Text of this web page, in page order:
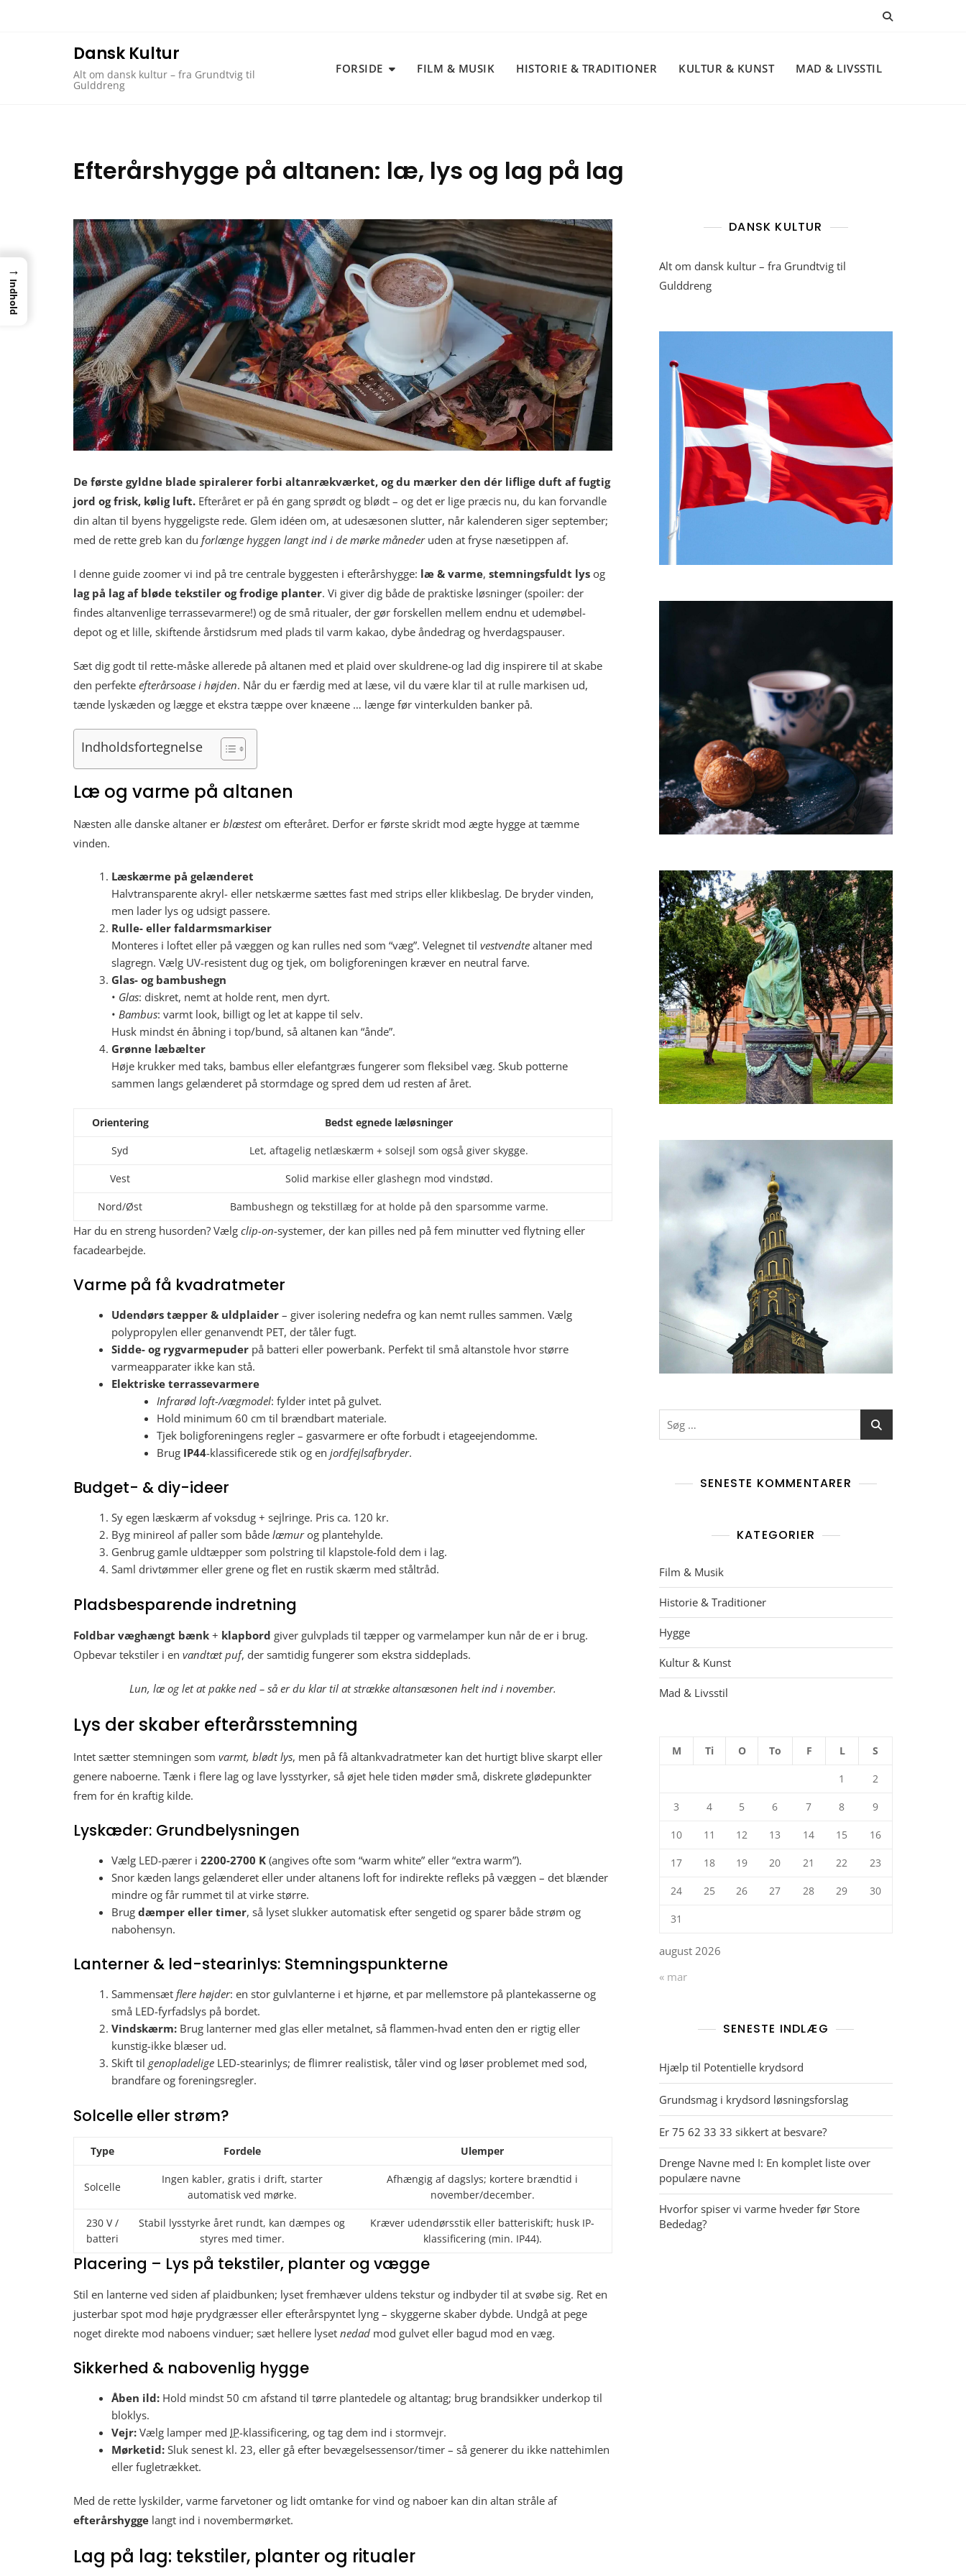
Dansk Kultur
Alt om dansk kultur – fra Grundtvig til
Gulddreng
FORSIDE FILM & MUSIK HISTORIE & TRADITIONER KULTUR & KUNST MAD & LIVSSTIL
Efterårshygge på altanen: læ, lys og lag på lag
De første gyldne blade spiralerer forbi altanrækværket, og du mærker den dér liflige duft af fugtig
jord og frisk, kølig luft. Efteråret er på én gang sprødt og blødt – og det er lige præcis nu, du kan forvandle
din altan til byens hyggeligste rede. Glem idéen om, at ude­sæsonen slutter, når kalenderen siger september;
med de rette greb kan du forlænge hyggen langt ind i de mørke månederuden at fryse næsetippen af.
I denne guide zoomer vi ind på tre centrale byggesten i efterårshygge: læ & varme, stemningsfuldt lys og
lag på lag af bløde tekstiler og frodige planter. Vi giver dig både de praktiske løsninger (spoiler: der
findes altanvenlige terrassevarmere!) og de små ritualer, der gør forskellen mellem endnu et udemøbel-
depot og et lille, skiftende årstidsrum med plads til varm kakao, dybe åndedrag og hverdagspauser.
Sæt dig godt til rette-måske allerede på altanen med et plaid over skuldrene-og lad dig inspirere til at skabe
den perfekte efterårsoase i højden. Når du er færdig med at læse, vil du være klar til at rulle markisen ud,
tænde lyskæden og lægge et ekstra tæppe over knæene … længe før vinterkulden banker på.
Indholdsfortegnelse
Læ og varme på altanen
Næsten alle danske altaner er blæstestom efteråret. Derfor er første skridt mod ægte hygge at tæmme
vinden.
Læskærme på gelænderet
Halv­transparente akryl- eller netskærme sættes fast med strips eller klikbeslag. De bryder vinden,
men lader lys og udsigt passere.
Rulle- eller faldarmsmarkiser
Monteres i loftet eller på væggen og kan rulles ned som “væg”. Velegnet tilvestvendte altaner med
slagregn. Vælg UV-resistent dug og tjek, om boligforeningen kræver en neutral farve.
Glas- og bambushegn
• Glas: diskret, nemt at holde rent, men dyrt.
•Bambus: varmt look, billigt og let at kappe til selv.
Husk mindst én åbning i top/bund, så altanen kan “ånde”.
Grønne læbælter
Høje krukker med taks, bambus eller elefantgræs fungerer som fleksibel væg. Skub potterne
sammen langs gelænderet på stormdage og spred dem ud resten af året.
Orientering Bedst egnede læløsninger
Syd Let, aftagelig netlæskærm + solsejl som også giver skygge.
Vest Solid markise eller glashegn mod vindstød.
Nord/Øst Bambushegn og tekstillæg for at holde på den sparsomme varme.
Har du en streng husorden? Vælg clip-on-systemer, der kan pilles ned på fem minutter ved flytning eller
facade­arbejde.
Varme på få kvadratmeter
Udendørs tæpper & uldplaider – giver isolering nedefra og kan nemt rulles sammen. Vælg
polypropylen eller genanvendt PET, der tåler fugt.
Sidde- og rygvarmepuder på batteri eller powerbank. Perfekt til små altanstole hvor større
varmeapparater ikke kan stå.
Elektriske terrassevarmere
Infrarød loft-/vægmodel: fylder intet på gulvet.
Hold minimum 60 cm til brændbart materiale.
Tjek boligforeningens regler – gasvarmere er ofte forbudt i etageejendomme.
Brug IP44-klassificerede stik og en jordfejlsafbryder.
Budget- & diy-ideer
Sy egen læskærm af voksdug + sejlringe. Pris ca. 120 kr.
Byg minireol af paller som bådelæmurog plantehylde.
Genbrug gamle uldtæpper som polstring til klapstole-fold dem i lag.
Saml drivtømmer eller grene og flet en rustik skærm med ståltråd.
Pladsbesparende indretning
Foldbar væghængt bænk + klapbord giver gulvplads til tæpper og varmelamper kun når de er i brug.
Opbevar tekstiler i en vandtæt puf, der samtidig fungerer som ekstra siddeplads.
Lun, læ og let at pakke ned – så er du klar til at strække altansæsonen helt ind i november.
Lys der skaber efterårsstemning
Intet sætter stemningen som varmt, blødt lys, men på få altankvadratmeter kan det hurtigt blive skarpt eller
genere naboerne. Tænk i flere lag og lave lysstyrker, så øjet hele tiden møder små, diskrete glødepunkter
frem for én kraftig kilde.
Lyskæder: Grundbelysningen
Vælg LED-pærer i2200-2700 K (angives ofte som “warm white” eller “extra warm”).
Snor kæden langs gelænderet eller under altanens loft for indirekte refleks på væggen – det blænder
mindre og får rummet til at virke større.
Brugdæmper eller timer, så lyset slukker automatisk efter sengetid og sparer både strøm og
nabohensyn.
Lanterner & led-stearinlys: Stemningspunkterne
Sammensætflere højder: en stor gulvlanterne i et hjørne, et par mellemstore på plantekasserne og
små LED-fyrfadslys på bordet.
Vindskærm: Brug lanterner med glas eller metalnet, så flammen-hvad enten den er rigtig eller
kunstig-ikke blæser ud.
Skift tilgenopladelige LED-stearinlys; de flimrer realistisk, tåler vind og løser problemet med sod,
brandfare og foreningsregler.
Solcelle eller strøm?
Type Fordele Ulemper
Solcelle
Ingen kabler, gratis i drift, starter
automatisk ved mørke.
Afhængig af dagslys; kortere brændtid i
november/december.
230 V /
batteri
Stabil lysstyrke året rundt, kan dæmpes og
styres med timer.
Kræver udendørsstik eller batteriskift; husk IP-
klassificering (min. IP44).
Placering – Lys på tekstiler, planter og vægge
Stil en lanterne ved siden af plaidbunken; lyset fremhæver uldens tekstur og indbyder til at svøbe sig. Ret en
justerbar spot mod høje prydgræsser eller efterårspyntet lyng – skyggerne skaber dybde. Undgå at pege
noget direkte mod naboens vinduer; sæt hellere lyset nedad mod gulvet eller bagud mod en væg.
Sikkerhed & nabovenlig hygge
Åben ild: Hold mindst 50 cm afstand til tørre plantedele og altantag; brug brandsikker underkop til
bloklys.
Vejr: Vælg lamper med IP-klassificering, og tag dem ind i stormvejr.
Mørketid: Sluk senest kl. 23, eller gå efter bevægelsessensor/timer – så generer du ikke nattehimlen
eller fugletrækket.
Med de rette lyskilder, varme farvetoner og lidt omtanke for vind og naboer kan din altan stråle af
efterårshygge langt ind i novembermørket.
Lag på lag: tekstiler, planter og ritualer
DANSK KULTUR
Alt om dansk kultur – fra Grundtvig til
Gulddreng
Søg
efter:
SENESTE KOMMENTARER
KATEGORIER
Film & Musik
Historie & Traditioner
Hygge
Kultur & Kunst
Mad & Livsstil
august 2026
M Ti O To F L S
1 2
3 4 5 6 7 8 9
10 11 12 13 14 15 16
17 18 19 20 21 22 23
24 25 26 27 28 29 30
31
« mar
SENESTE INDLÆG
Hjælp til Potentielle krydsord
Grundsmag i krydsord løsningsforslag
Er 75 62 33 33 sikkert at besvare?
Drenge Navne med I: En komplet liste over
populære navne
Hvorfor spiser vi varme hveder før Store
Bededag?
→
Indhold